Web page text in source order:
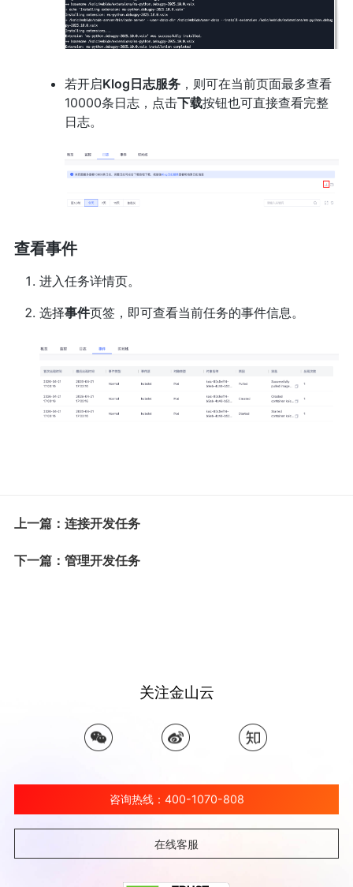
若开启Klog日志服务，则可在当前页面最多查看
10000条日志，点击下载按钮也可直接查看完整
日志。
查看事件
进入任务详情页。
选择事件页签，即可查看当前任务的事件信息。
上一篇：连接开发任务
下一篇：管理开发任务
关注金山云
咨询热线：400-1070-808
在线客服